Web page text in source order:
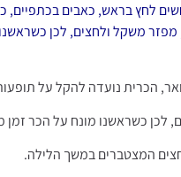
לחץ בראש, כאבים בכתפיים,
מפזר משקל ולחצים, לכן
הכרית נועדה להקל על
לכן כשראשנו מונח על הכר
המצטברים במשך הלילה.